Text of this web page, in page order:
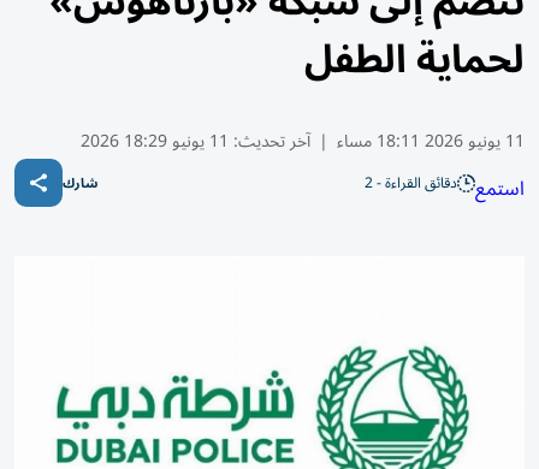
لحماية الطفل
11 يونيو 2026 18:11 مساء | آخر تحديث: 11 يونيو 18:29 2026
استمع دقائق القراءة - 2 شارك